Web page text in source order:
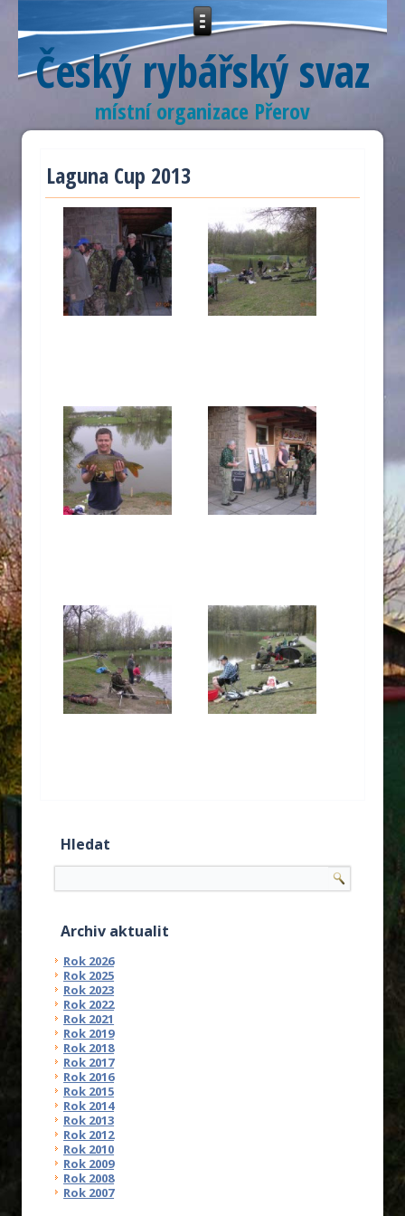
Český rybářský svaz
místní organizace Přerov
Laguna Cup 2013
Hledat
Archiv aktualit
Rok 2026
Rok 2025
Rok 2023
Rok 2022
Rok 2021
Rok 2019
Rok 2018
Rok 2017
Rok 2016
Rok 2015
Rok 2014
Rok 2013
Rok 2012
Rok 2010
Rok 2009
Rok 2008
Rok 2007